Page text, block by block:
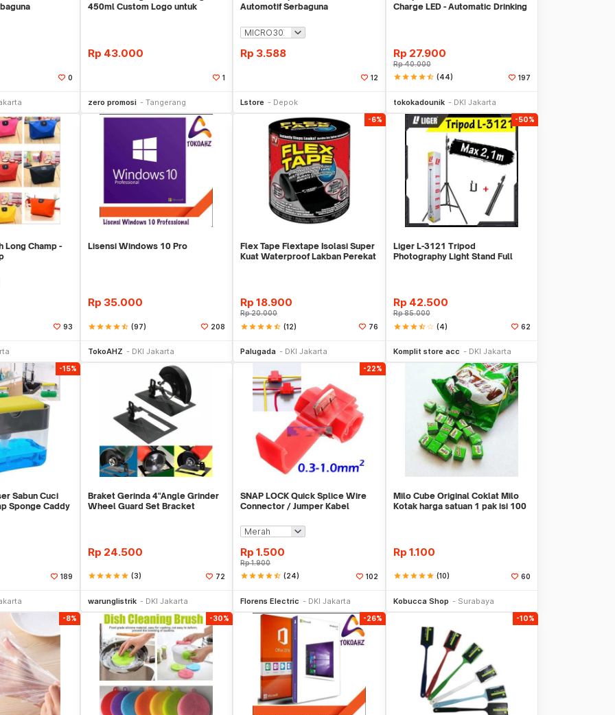
0
450ml Custom Logo untuk
Rp 43.000
1
zero promosi Tangerang
Automotif Serbaguna
Rp 3.588
12
Lstore Depok
Charge LED - Automatic Drinking
Rp 27.900
Rp40.000
starstarstarstarstar_half (44) 197
tokokadounik DKI Jakarta
Long Champ -
93
Lisensi Windows 10 Pro
Rp 35.000
starstarstarstarstar_half (97) 208
TokoAHZ DKI Jakarta
-6%
Flex Tape Flextape Isolasi Super
Kuat Waterproof Lakban Perekat
Rp 18.900
Rp20.000
starstarstarstarstar_half (12) 76
Palugada DKI Jakarta
-50%
Liger L-3121 Tripod
Photography Light Stand Full
Rp 42.500
Rp85.000
starstarstarstar_halfstar_border (4) 62
Komplit store acc DKI Jakarta
-15%
Sabun Cuci
Sponge Caddy
189
Braket Gerinda 4"Angle Grinder
Wheel Guard Set Bracket
Rp 24.500
starstarstarstarstar (3) 72
warunglistrik DKI Jakarta
-22%
SNAP LOCK Quick Splice Wire
Connector / Jumper Kabel
Rp 1.500
Rp1.900
starstarstarstarstar_half (24) 102
Florens Electric DKI Jakarta
Milo Cube Original Coklat Milo
Kotak harga satuan 1 pak isi 100
Rp 1.100
starstarstarstarstar (10) 60
Kobucca Shop Surabaya
-8% -30% -26% -10%